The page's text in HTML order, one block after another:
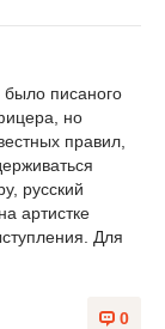
писаного
но
правил,
русский
артистке
Для
0